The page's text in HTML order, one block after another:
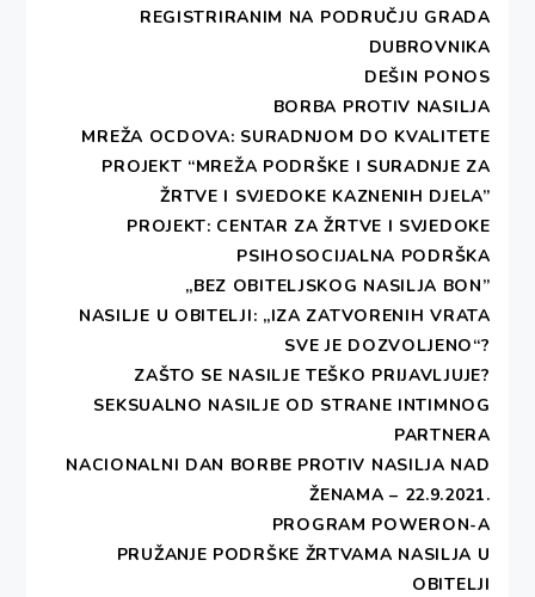
REGISTRIRANIM NA PODRUČJU GRADA
DUBROVNIKA
DEŠIN PONOS
BORBA PROTIV NASILJA
MREŽA OCDOVA: SURADNJOM DO KVALITETE
PROJEKT “MREŽA PODRŠKE I SURADNJE ZA
ŽRTVE I SVJEDOKE KAZNENIH DJELA”
PROJEKT: CENTAR ZA ŽRTVE I SVJEDOKE
PSIHOSOCIJALNA PODRŠKA
„BEZ OBITELJSKOG NASILJA BON”
NASILJE U OBITELJI: „IZA ZATVORENIH VRATA
SVE JE DOZVOLJENO“?
ZAŠTO SE NASILJE TEŠKO PRIJAVLJUJE?
SEKSUALNO NASILJE OD STRANE INTIMNOG
PARTNERA
NACIONALNI DAN BORBE PROTIV NASILJA NAD
ŽENAMA – 22.9.2021.
PROGRAM POWERON-A
PRUŽANJE PODRŠKE ŽRTVAMA NASILJA U
OBITELJI
Iznos: 500,00 kn
Moguće je sufinanciranje izlaganja od strane
HGK za sve članove HGK, u tom slučaju
popunjene i ovjerene ankete/prijavnice potrebno je
zatražiti u vašoj područnoj HGK. Visina
sufinanciranja kotizacije od strane HGK bit će
poznata nakon što se prikupe i obrade prijave
zainteresiranih tvrtki, a maksimalno 50% iznosa
kotizacije. Prednost u rezervaciji, do popune
izložbenog prostora, imaju izlagači po dospijeću
prijave. Ukoliko su prijavljeni izlagači nečlanice HGK
(OPG, obrti i udruge/zadruge) kako bi sudjelovali
putem HGK na Festivalu moraju postati
dobrovoljne članice (link za dobrovoljno članstvo u
http://www.hgk.hr/dragovoljno-clanstvo-u-